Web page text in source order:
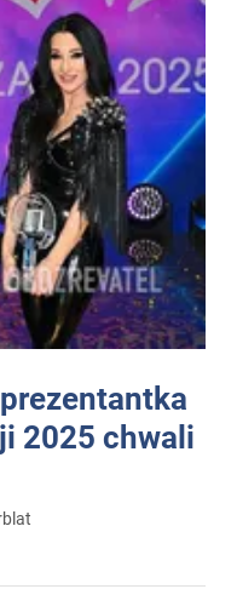
2025 chwali